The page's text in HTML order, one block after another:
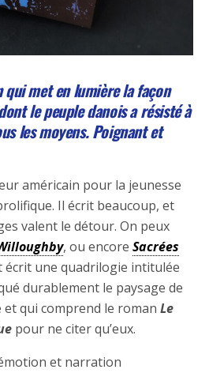
met en lumière la façon
le peuple danois a résisté à
les moyens. Poignant et
américain pour la jeunesse
Il écrit beaucoup, et
valent le détour. On peux
, ou encore Sacrées
écrit une quadrilogie intitulée
durablement le paysage de
qui comprend le roman Le
pour ne citer qu’eux.
et narration